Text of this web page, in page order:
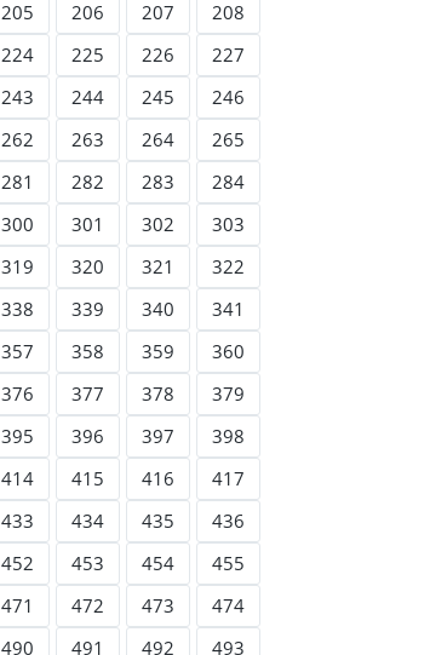
205 206 207
208
224 225 226
227
243 244 245
246
262 263 264
265
281 282 283
284
300 301 302
303
319 320 321
322
338 339 340
341
357 358 359
360
376 377 378
379
395 396 397
398
414 415 416
417
433 434 435
436
452 453 454
455
471 472 473
474
490 491 492
493